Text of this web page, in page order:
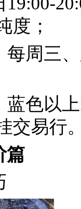
度；
每周三
蓝色以
交易行
篇